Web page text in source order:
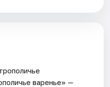
варенье» —